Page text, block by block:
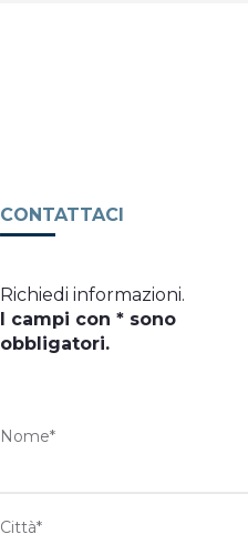
CONTATTACI
Richiedi informazioni.
I campi con * sono
obbligatori.
Nome*
Città*